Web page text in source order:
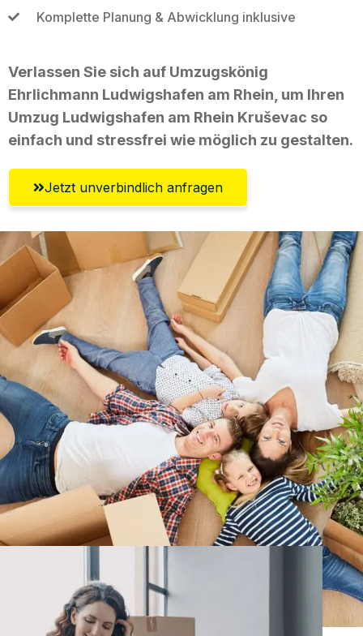
Komplette Planung & Abwicklung inklusive
Verlassen Sie sich auf Umzugskönig
Ehrlichmann Ludwigshafen am Rhein, um Ihren
Umzug Ludwigshafen am Rhein Kruševac so
einfach und stressfrei wie möglich zu gestalten.
Jetzt unverbindlich anfragen